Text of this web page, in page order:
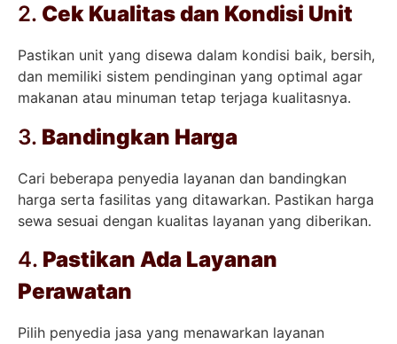
2. Cek Kualitas dan Kondisi Unit
Pastikan unit yang disewa dalam kondisi baik, bersih,
dan memiliki sistem pendinginan yang optimal agar
makanan atau minuman tetap terjaga kualitasnya.
3. Bandingkan Harga
Cari beberapa penyedia layanan dan bandingkan
harga serta fasilitas yang ditawarkan. Pastikan harga
sewa sesuai dengan kualitas layanan yang diberikan.
4. Pastikan Ada Layanan
Perawatan
Pilih penyedia jasa yang menawarkan layanan